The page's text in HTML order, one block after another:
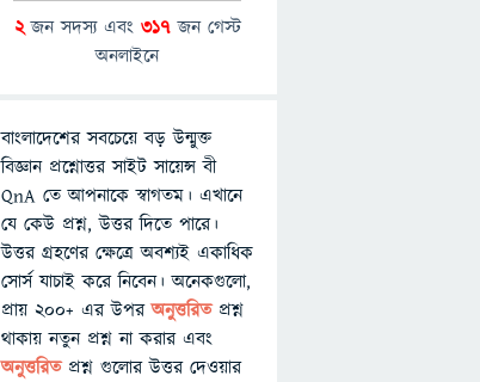
2জন সদস্য এবং 317জন গেস্ট
অনলাইনে
বাংলাদেশের সবচেয়ে বড় উন্মুক্ত
বিজ্ঞান প্রশ্নোত্তর সাইট সায়েন্স বী
QnA তে আপনাকে স্বাগতম। এখানে
যে কেউ প্রশ্ন, উত্তর দিতে পারে।
উত্তর গ্রহণের ক্ষেত্রে অবশ্যই একাধিক
সোর্স যাচাই করে নিবেন। অনেকগুলো,
প্রায় ২০০+ এর উপরঅনুত্তরিতপ্রশ্ন
থাকায় নতুন প্রশ্ন না করার এবং
অনুত্তরিত প্রশ্ন গুলোর উত্তর দেওয়ার